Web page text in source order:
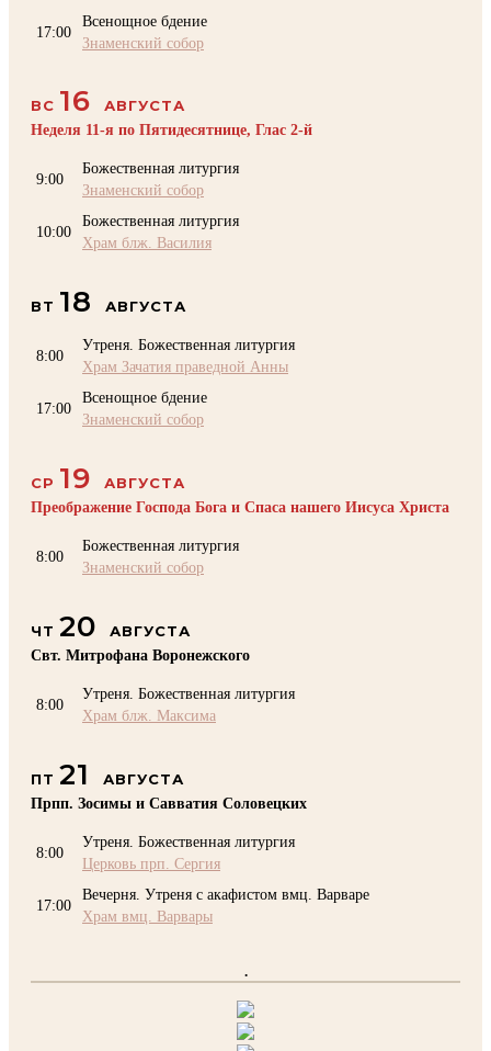
17:00
Всенощное бдение
Знаменский собор
ВС 16
АВГУСТА
Неделя 11-я по Пятидесятнице, Глас 2-й
9:00
Божественная литургия
Знаменский собор
10:00
Божественная литургия
Храм блж. Василия
ВТ 18 АВГУСТА
8:00
Утреня. Божественная литургия
Храм Зачатия праведной Анны
17:00
Всенощное бдение
Знаменский собор
СР 19
АВГУСТА
Преображение Господа Бога и Спаса нашего Иисуса Христа
8:00
Божественная литургия
Знаменский собор
ЧТ 20
АВГУСТА
Свт. Митрофана Воронежского
8:00
Утреня. Божественная литургия
Храм блж. Максима
ПТ 21
АВГУСТА
Прпп. Зосимы и Савватия Соловецких
8:00
Утреня. Божественная литургия
Церковь прп. Сергия
17:00
Вечерня. Утреня с акафистом вмц. Варваре
Храм вмц. Варвары
.